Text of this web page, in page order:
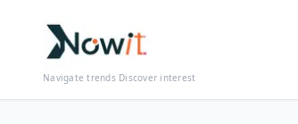
Navigate trends Discover interest